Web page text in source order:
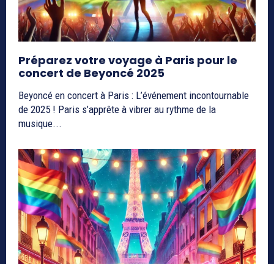
Préparez votre voyage à Paris pour le
concert de Beyoncé 2025
Beyoncé en concert à Paris : L’événement incontournable
de 2025 ! Paris s’apprête à vibrer au rythme de la
musique...